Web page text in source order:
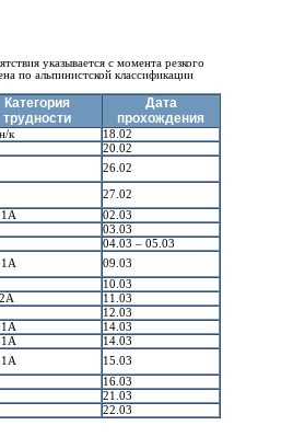
указывается с момента резкого
по альпинистской классификации
Категория
трудности
Дата
прохождения
к
18.02
20.02
26.02
27.02
1А
02.03
03.03
04.03 – 05.03
1А
09.03
10.03
11.03
12.03
1А
14.03
1А
14.03
1А
15.03
16.03
21.03
22.03